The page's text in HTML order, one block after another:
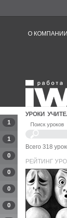
О КОМПАНИИ
УРОКИ
Поиск уроков
Всего 318
РЕЙТИНГ
1
1
0
0
0
0